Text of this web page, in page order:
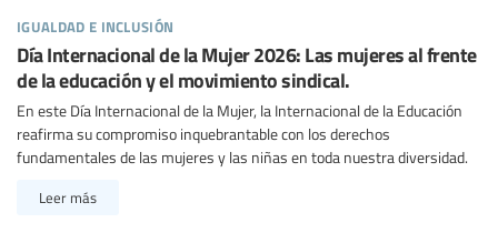
igualdad e inclusión
Día Internacional de la Mujer 2026: Las mujeres al frente
de la educación y el movimiento sindical.
En este Día Internacional de la Mujer, la Internacional de la Educación
reafirma su compromiso inquebrantable con los derechos
fundamentales de las mujeres y las niñas en toda nuestra diversidad.
Leer más